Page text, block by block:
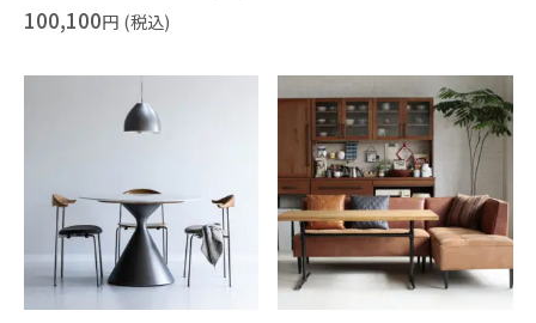
100,100円 (税込)